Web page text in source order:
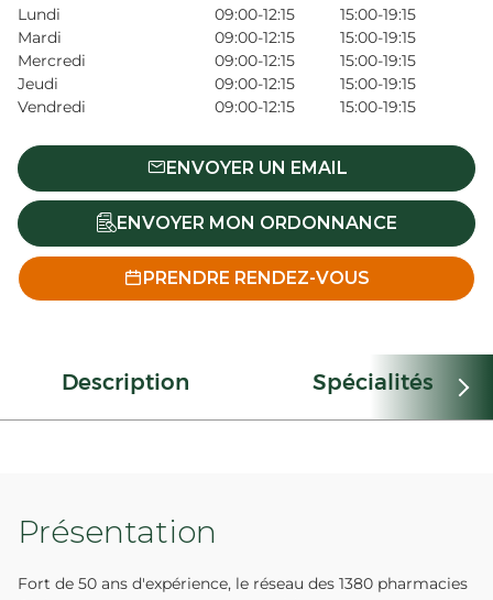
Lundi
09:00-12:15
15:00-19:15
Mardi
09:00-12:15
15:00-19:15
Mercredi
09:00-12:15
15:00-19:15
Jeudi
09:00-12:15
15:00-19:15
Vendredi
09:00-12:15 15:00-19:15
ENVOYER UN EMAIL
ENVOYER MON ORDONNANCE
PRENDRE RENDEZ-VOUS
Description Spécialités
Présentation
Fort de 50 ans d'expérience, le réseau des 1380 pharmacies